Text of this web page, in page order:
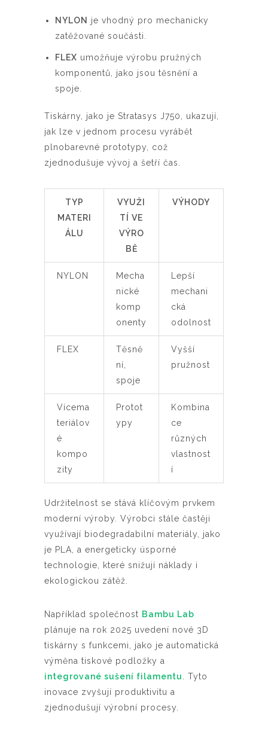
NYLON
je vhodný pro mechanicky
zatěžované součásti.
FLEX umožňuje výrobu pružných
komponentů, jako jsou těsnění a
spoje.
Tiskárny, jako je Stratasys J750, ukazují,
jak lze v jednom procesu vyrábět
plnobarevné prototypy, což
zjednodušuje vývoj a šetří čas.
TYP
MATERI
ÁLU
VYUŽI
TÍ VE
VÝRO
BĚ
VÝHODY
NYLON
Mecha
nické
komp
onenty
Lepší
mechani
cká
odolnost
FLEX
Těsně
ní,
spoje
Vyšší
pružnost
Vícema
teriálov
é
kompo
zity
Protot
ypy
Kombina
ce
různých
vlastnost
í
Udržitelnost se stává klíčovým prvkem
moderní výroby. Výrobci stále častěji
využívají biodegradabilní materiály, jako
je PLA, a energeticky úsporné
technologie, které snižují náklady i
ekologickou zátěž.
Například společnost Bambu Lab
plánuje na rok 2025 uvedení nové 3D
tiskárny s funkcemi, jako je automatická
výměna tiskové podložky a
integrované sušení filamentu. Tyto
inovace zvyšují produktivitu a
zjednodušují výrobní procesy.